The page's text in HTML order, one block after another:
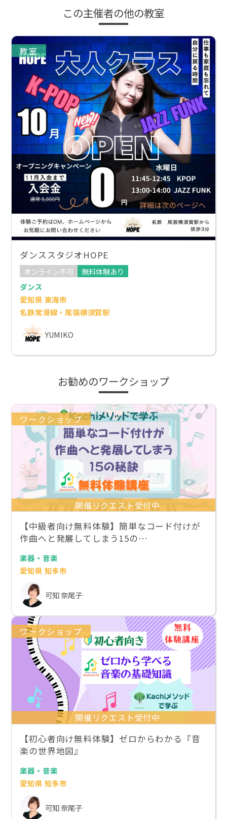
この主催者の他の教室
教室
ダンススタジオHOPE
オンライン不可
無料体験あり
ダンス
愛知県 東海市
名鉄常滑線・尾張横須賀駅
YUMIKO
お勧めのワークショップ
ワークショップ
開催リクエスト受付中
【中級者向け無料体験】簡単なコード付けが
作曲へと発展してしまう15の…
楽器・音楽
愛知県 知多市
可知 奈尾子
ワークショップ
開催リクエスト受付中
【初心者向け無料体験】ゼロからわかる『音
楽の世界地図』
楽器・音楽
愛知県 知多市
可知 奈尾子